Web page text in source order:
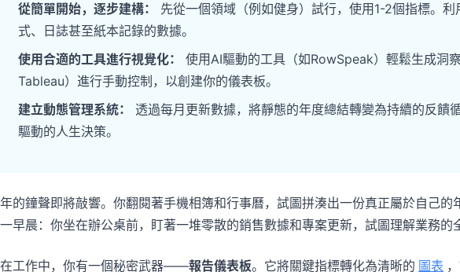
Pipelines, quotas, forecasting, and
revenue tracking.
Project
and status.
Useful prompts for analysis, reporting,
and cleanup.
Community
learn from users.
從簡單開始，逐步建構：
先從一個領域（例如健身）試行，使用1-2個指標。
式、日誌甚至紙本記錄的數據。
使用合適的工具進行視覺化：
使用AI驅動的工具（如RowSpeak）輕鬆生成洞
Tableau）進行手動控制，以創建你的儀表板。
建立動態管理系統：
透過每月更新數據，將靜態的年度總結轉變為持續的反饋
驅動的人生決策。
的鐘聲即將敲響。你翻閱著手機相簿和行事曆，試圖拼湊出一份真正屬於自己的
早晨：你坐在辦公桌前，盯著一堆零散的銷售數據和專案更新，試圖理解業務的
工作中，你有一個秘密武器——報告儀表板。它將關鍵指標轉化為清晰的 圖表